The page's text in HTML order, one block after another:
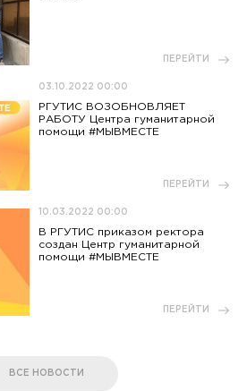
ПЕРЕЙТИ
03.10.2022 00:00
РГУТИС ВОЗОБНОВЛЯЕТ
РАБОТУ Центра гуманитарной
помощи #МЫВМЕСТЕ
ПЕРЕЙТИ
10.03.2022 00:00
В РГУТИС приказом ректора
создан Центр гуманитарной
помощи #МЫВМЕСТЕ
ПЕРЕЙТИ
ВСЕ НОВОСТИ